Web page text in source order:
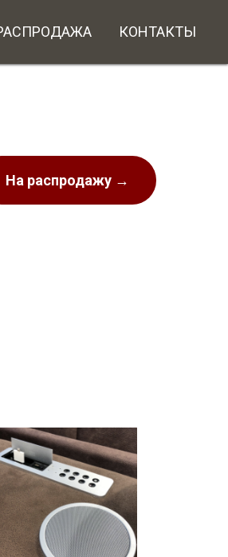
КОНТАКТЫ
→